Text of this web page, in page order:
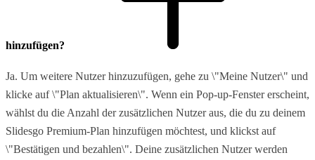
hinzufügen?
Ja. Um weitere Nutzer hinzuzufügen, gehe zu \"Meine Nutzer\" und
klicke auf \"Plan aktualisieren\". Wenn ein Pop-up-Fenster erscheint,
wählst du die Anzahl der zusätzlichen Nutzer aus, die du zu deinem
Slidesgo Premium-Plan hinzufügen möchtest, und klickst auf
\"Bestätigen und bezahlen\". Deine zusätzlichen Nutzer werden